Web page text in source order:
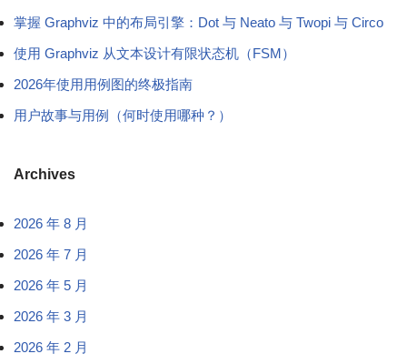
掌握 Graphviz 中的布局引擎：Dot 与 Neato 与 Twopi 与 Circo
使用 Graphviz 从文本设计有限状态机（FSM）
2026年使用用例图的终极指南
用户故事与用例（何时使用哪种？）
Archives
2026 年 8 月
2026 年 7 月
2026 年 5 月
2026 年 3 月
2026 年 2 月